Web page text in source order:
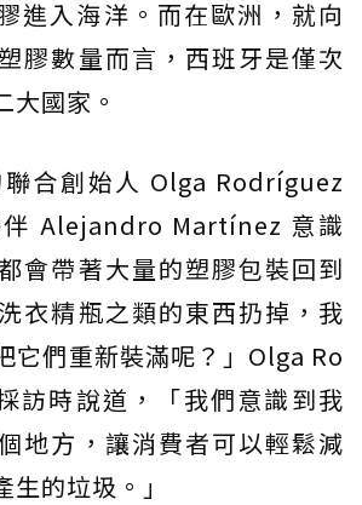
進入海洋。而在歐洲，就向
膠數量而言，西班牙是僅次
大國家。
合創始人 Olga Rodríguez
Alejandro Martínez 意識
會帶著大量的塑膠包裝回到
衣精瓶之類的東西扔掉，我
它們重新裝滿呢？」Olga Ro
訪時說道，「我們意識到我
地方，讓消費者可以輕鬆減
的垃圾。」